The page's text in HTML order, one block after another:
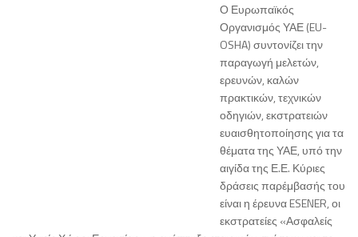
Ο Ευρωπαϊκός
Οργανισμός ΥΑΕ (EU-
OSHA) συντονίζει την
παραγωγή μελετών,
ερευνών, καλών
πρακτικών, τεχνικών
οδηγιών, εκστρατειών
ευαισθητοποίησης για τα
θέματα της ΥΑΕ, υπό την
αιγίδα της Ε.Ε. Κύριες
δράσεις παρέμβασής του
είναι η έρευνα ESENER, οι
εκστρατείες «Ασφαλείς